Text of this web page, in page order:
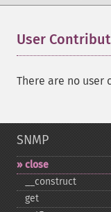
User
There are no user
SNMP
close
_​_​construct
get